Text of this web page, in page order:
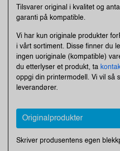
Tilsvarer original i kvalitet og
garanti på kompatible.
Vi har kun originale produkter
i vårt sortiment. Disse finner du
ingen uoriginale (kompatible)
du etterlyser et produkt, ta
oppgi din printermodell. Vi vil så
leverandører.
Originalprodukter
Skriver produsentens egen